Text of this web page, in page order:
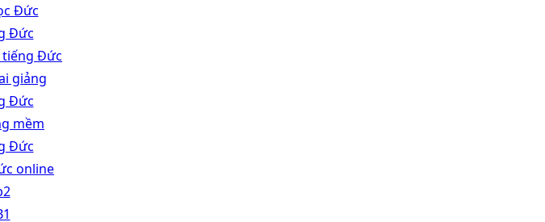
Đức
Đức
tiếng Đức
giảng
Đức
mềm
Đức
online